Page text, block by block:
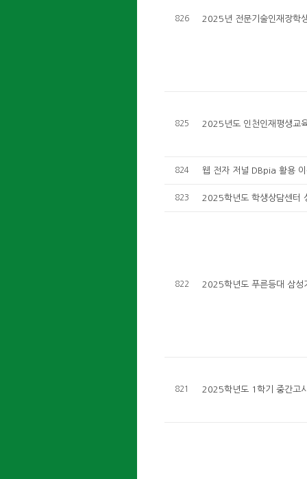
826 2025년 전문기술인재장학
825 2025년도 인천인재평생교
824 웹 전자 저널 DBpia 활용
823 2025학년도 학생상담센터
822 2025학년도 푸른등대 삼성
821 2025학년도 1학기 중간고